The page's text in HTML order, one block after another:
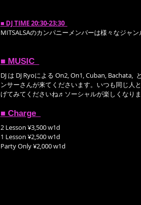
■ DJ TIME 20:30-23:30
MITSALSAのカンパニーメンバーは様々なジャ
■ MUSIC
DJ は DJ Ryoによる On2, On1, Cuban,
ンサーさんが来てくださいます。いつも同じ人
げてみてくださいね♬ソーシャルが楽しくなりま
■ Charge
2 Lesson ¥3,500 w1d
1 Lesson ¥2,500 w1d
Party Only ¥2,000 w1d